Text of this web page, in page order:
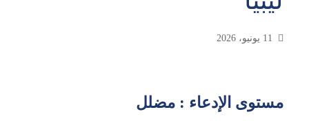
11 يونيو، 2026
مستوى الإدعاء : مضلل